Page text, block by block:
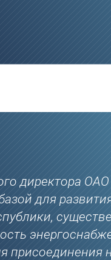
директора
для
присоединения